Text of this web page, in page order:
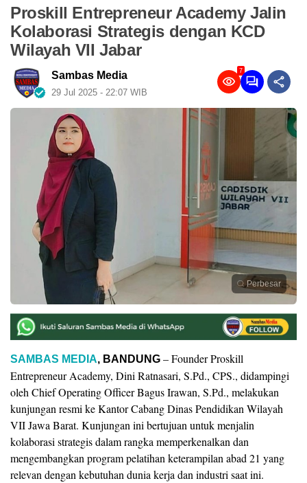
Proskill Entrepreneur Academy Jalin
Kolaborasi Strategis dengan KCD
Wilayah VII Jabar
Sambas Media
29 Jul 2025 - 22:07 WIB
7
Perbesar
SAMBAS MEDIA, BANDUNG – Founder Proskill
Entrepreneur Academy, Dini Ratnasari, S.Pd., CPS., didampingi
oleh Chief Operating Officer Bagus Irawan, S.Pd., melakukan
kunjungan resmi ke Kantor Cabang Dinas Pendidikan Wilayah
VII Jawa Barat. Kunjungan ini bertujuan untuk menjalin
kolaborasi strategis dalam rangka memperkenalkan dan
mengembangkan program pelatihan keterampilan abad 21 yang
relevan dengan kebutuhan dunia kerja dan industri saat ini.